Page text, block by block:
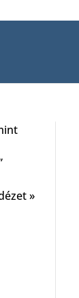
»